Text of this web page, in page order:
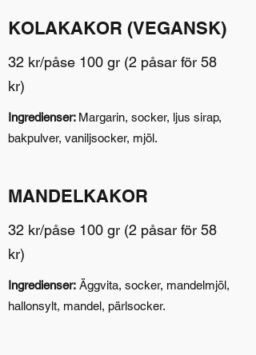
KOLAKAKOR (VEGANSK)
32 kr/påse 100 gr (2 påsar för 58
kr)
Ingredienser: Margarin, socker, ljus sirap,
bakpulver, vaniljsocker, mjöl.
MANDELKAKOR
32 kr/påse 100 gr (2 påsar för 58
kr)
Ingredienser: Äggvita, socker, mandelmjöl,
hallonsylt, mandel, pärlsocker.